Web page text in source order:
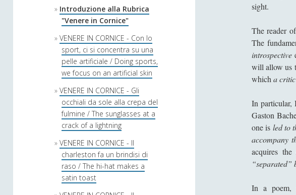
Introduzione alla Rubrica
"Venere in Cornice"
VENERE IN CORNICE - Con lo
sport, ci si concentra su una
pelle artificiale / Doing sports,
we focus on an artificial skin
VENERE IN CORNICE - Gli
occhiali da sole alla crepa del
fulmine / The sunglasses at a
crack of a lightning
VENERE IN CORNICE - Il
charleston fa un brindisi di
raso / The hi-hat makes a
satin toast
sight.
The reader
The
introspective
will allow us
whicha
In
Gaston
one is led to
accompany
acquires the
In a poem,